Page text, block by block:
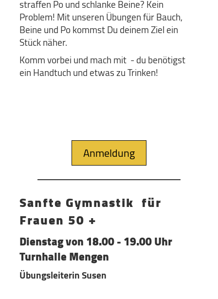
straffen Po und schlanke Beine? Kein
Problem! Mit unseren Übungen für Bauch,
Beine und Po kommst Du deinem Ziel ein
Stück näher.
Komm vorbei und mach mit - du benötigst
ein Handtuch und etwas zu Trinken!
Anmeldung
Sanfte Gymnastik für
Frauen 50 +
Dienstag von 18.00 - 19.00 Uhr
Turnhalle Mengen
Übungsleiterin Susen